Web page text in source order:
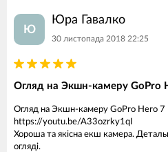
Ю
Юра Гавалко
30 листопада 2018 22:25
Огляд на Экшн-камеру GoPro
Огляд на Экшн-камеру GoPro Hero 7
https://youtu.be/A33ozrky1qI
Хороша та якісна екш камера.
огляді.